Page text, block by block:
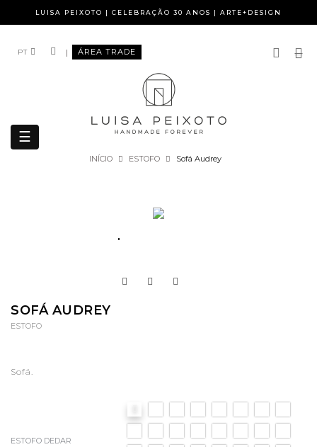
LUISA PEIXOTO | CELEBRAÇÃO 30 ANOS | ARTE+DESIGN
PT | ÁREA TRADE
Toggle
navigation
☰
INÍCIO ESTOFO Sofá Audrey
SOFÁ AUDREY
ESTOFO
Sofá.
ESTOFO DEDAR